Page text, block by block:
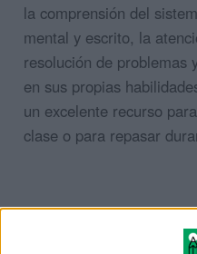
la comprensión del
mental y escrito, la
resolución de problemas
en sus propias
un excelente recurso
clase o para repasar